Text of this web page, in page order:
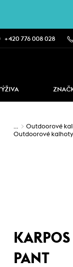
+420 776 008 028
…
Outdoorové
Outdoorové kalhoty
PANT